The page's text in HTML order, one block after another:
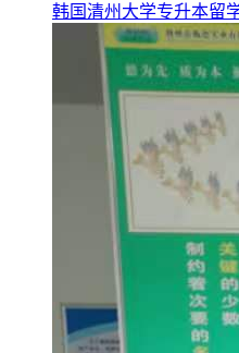
韩国清州大学专升本留